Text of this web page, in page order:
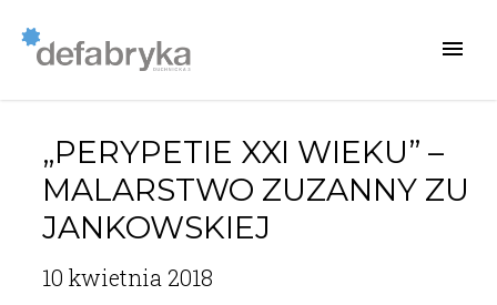
„PERYPETIE XXI WIEKU” –
MALARSTWO ZUZANNY ZU
JANKOWSKIEJ
10 kwietnia 2018